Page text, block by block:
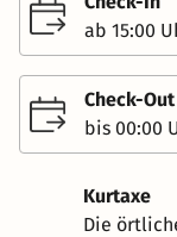
ab 15:00
Check-Out
bis 00:00
Kurtaxe
Die